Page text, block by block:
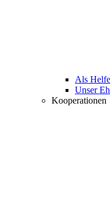
Als
Unser
Kooperationen